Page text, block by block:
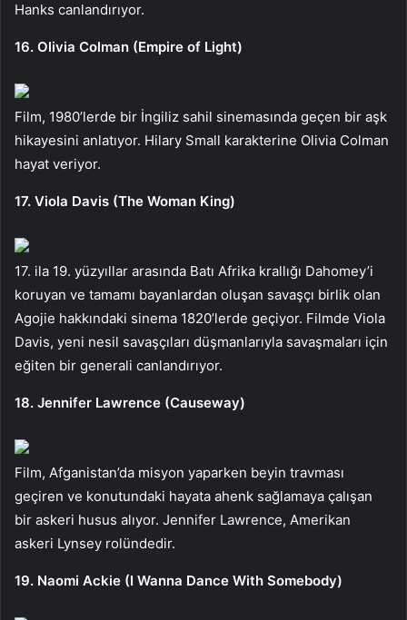
Hanks canlandırıyor.
16. Olivia Colman (Empire of Light)
Film, 1980’lerde bir İngiliz sahil sinemasında geçen bir aşk
hikayesini anlatıyor. Hilary Small karakterine Olivia Colman
hayat veriyor.
17. Viola Davis (The Woman King)
17. ila 19. yüzyıllar arasında Batı Afrika krallığı Dahomey’i
koruyan ve tamamı bayanlardan oluşan savaşçı birlik olan
Agojie hakkındaki sinema 1820’lerde geçiyor. Filmde Viola
Davis, yeni nesil savaşçıları düşmanlarıyla savaşmaları için
eğiten bir generali canlandırıyor.
18. Jennifer Lawrence (Causeway)
Film, Afganistan’da misyon yaparken beyin travması
geçiren ve konutundaki hayata ahenk sağlamaya çalışan
bir askeri husus alıyor. Jennifer Lawrence, Amerikan
askeri Lynsey rolündedir.
19. Naomi Ackie (I Wanna Dance With Somebody)